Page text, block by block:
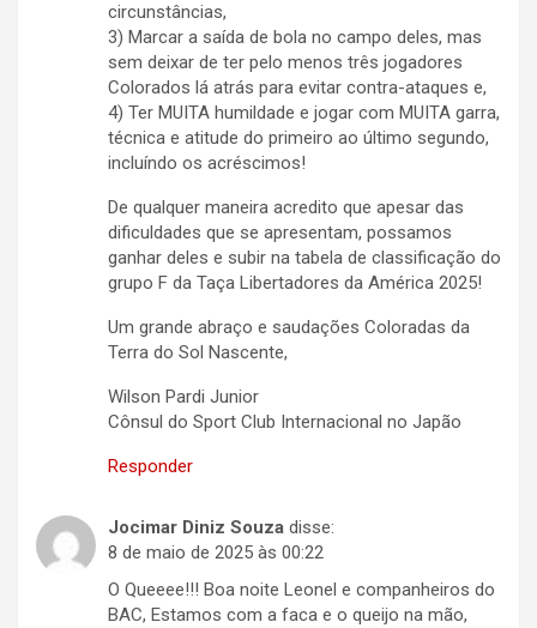
circunstâncias,
3) Marcar a saída de bola no campo deles, mas
sem deixar de ter pelo menos três jogadores
Colorados lá atrás para evitar contra-ataques e,
4) Ter MUITA humildade e jogar com MUITA garra,
técnica e atitude do primeiro ao último segundo,
incluíndo os acréscimos!
De qualquer maneira acredito que apesar das
dificuldades que se apresentam, possamos
ganhar deles e subir na tabela de classificação do
grupo F da Taça Libertadores da América 2025!
Um grande abraço e saudações Coloradas da
Terra do Sol Nascente,
Wilson Pardi Junior
Cônsul do Sport Club Internacional no Japão
Responder
Jocimar Diniz Souza disse:
8 de maio de 2025 às 00:22
O Queeee!!! Boa noite Leonel e companheiros do
BAC, Estamos com a faca e o queijo na mão,